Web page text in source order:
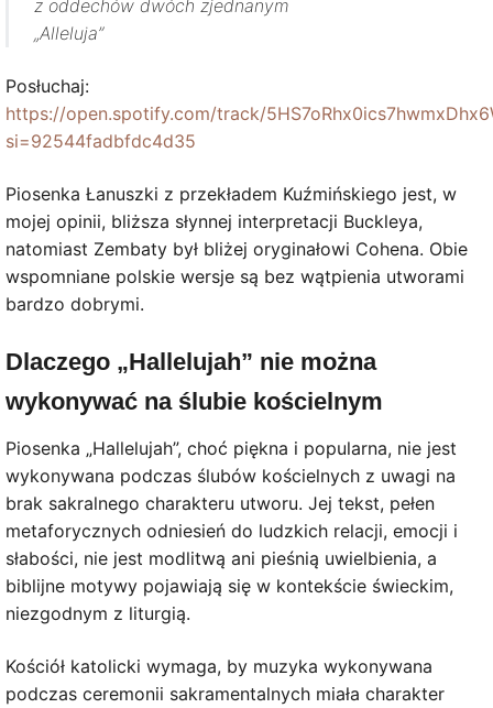
z oddechów dwóch zjednanym
„Alleluja”
Posłuchaj:
https://open.spotify.com/track/
si=92544fadbfdc4d35
Piosenka Łanuszki z przekładem Kuźmińskiego jest, w
mojej opinii, bliższa słynnej interpretacji Buckleya,
natomiast Zembaty był bliżej oryginałowi Cohena. Obie
wspomniane polskie wersje są bez wątpienia utworami
bardzo dobrymi.
Dlaczego „Hallelujah” nie można
wykonywać na ślubie kościelnym
Piosenka „Hallelujah”, choć piękna i popularna, nie jest
wykonywana podczas ślubów kościelnych z uwagi na
brak sakralnego charakteru utworu. Jej tekst, pełen
metaforycznych odniesień do ludzkich relacji, emocji i
słabości, nie jest modlitwą ani pieśnią uwielbienia, a
biblijne motywy pojawiają się w kontekście świeckim,
niezgodnym z liturgią.
Kościół katolicki wymaga, by muzyka wykonywana
podczas ceremonii sakramentalnych miała charakter